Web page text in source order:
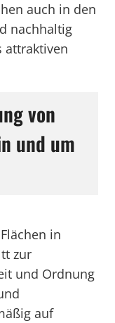
auch in den
nachhaltig
attraktiven
von
und um
in
zur
und Ordnung
auf